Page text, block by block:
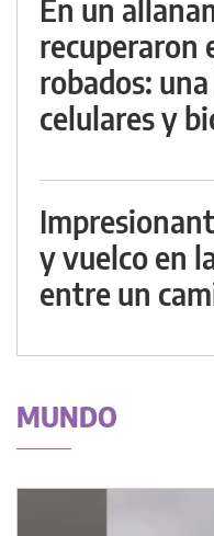
En un
recuperaron
robados:
celulares y
y vuelco en
entre un
MUNDO